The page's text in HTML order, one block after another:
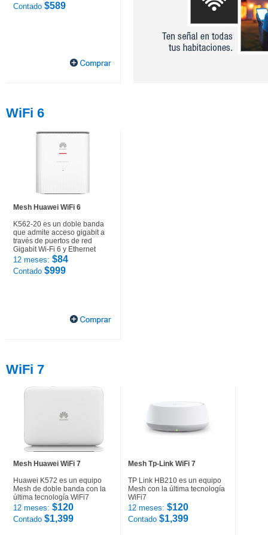
Contado $589
WiFi 6
Mesh Huawei WiFi 6
K562-20 es un doble banda
que admite acceso gigabit a
través de puertos de red
Gigabit Wi-Fi 6 y Ethernet
12 meses: $84
Contado $999
WiFi 7
Mesh Huawei WiFi 7
Huawei K572 es un equipo
Mesh de doble banda con la
última tecnología WiFi7
12 meses: $120
Contado $1,399
Mesh Tp-Link WiFi 7
TP Link HB210 es un equipo
Mesh con la última tecnología
WiFi7
12 meses: $120
Contado $1,399